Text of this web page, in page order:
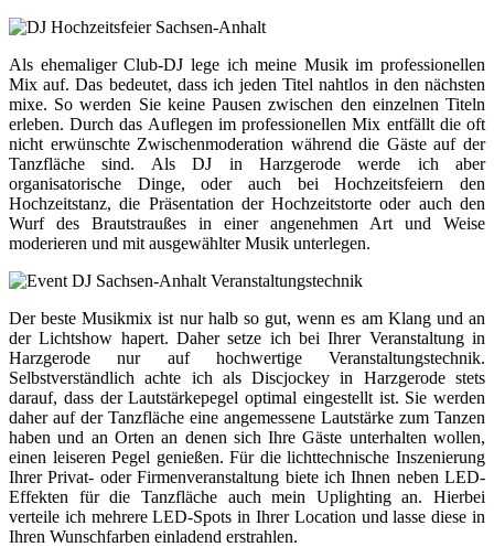
Als ehemaliger Club-DJ lege ich meine Musik im professionellen
Mix auf. Das bedeutet, dass ich jeden Titel nahtlos in den nächsten
mixe. So werden Sie keine Pausen zwischen den einzelnen Titeln
erleben. Durch das Auflegen im professionellen Mix entfällt die oft
nicht erwünschte Zwischenmoderation während die Gäste auf der
Tanzfläche sind. Als DJ in Harzgerode werde ich aber
organisatorische Dinge, oder auch bei Hochzeitsfeiern den
Hochzeitstanz, die Präsentation der Hochzeitstorte oder auch den
Wurf des Brautstraußes in einer angenehmen Art und Weise
moderieren und mit ausgewählter Musik unterlegen.
Der beste Musikmix ist nur halb so gut, wenn es am Klang und an
der Lichtshow hapert. Daher setze ich bei Ihrer Veranstaltung in
Harzgerode nur auf hochwertige Veranstaltungstechnik.
Selbstverständlich achte ich als Discjockey in Harzgerode stets
darauf, dass der Lautstärkepegel optimal eingestellt ist. Sie werden
daher auf der Tanzfläche eine angemessene Lautstärke zum Tanzen
haben und an Orten an denen sich Ihre Gäste unterhalten wollen,
einen leiseren Pegel genießen. Für die lichttechnische Inszenierung
Ihrer Privat- oder Firmenveranstaltung biete ich Ihnen neben LED-
Effekten für die Tanzfläche auch mein Uplighting an. Hierbei
verteile ich mehrere LED-Spots in Ihrer Location und lasse diese in
Ihren Wunschfarben einladend erstrahlen.